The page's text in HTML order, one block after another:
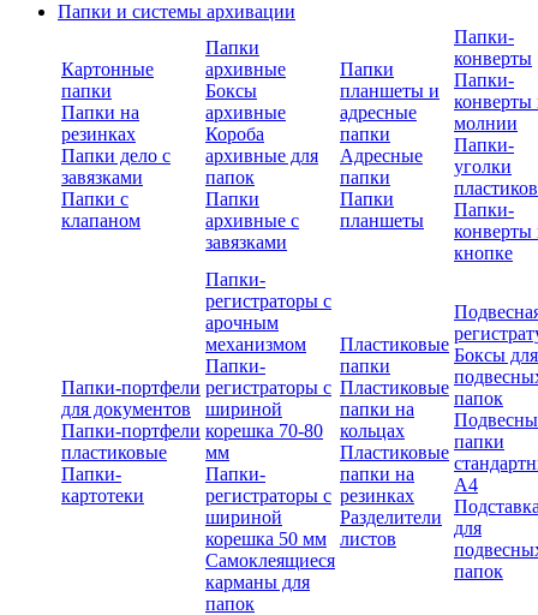
Папки и системы архивации
Картонные
папки
Папки на
резинках
Папки дело с
завязками
Папки с
клапаном
Папки
архивные
Боксы
архивные
Короба
архивные для
папок
Папки
архивные с
завязками
Папки
планшеты и
адресные
папки
Адресные
папки
Папки
планшеты
Папки-
конверты
Папки-
конверты
молнии
Папки-
уголки
Папки-
конверты
кнопке
Папки-портфели
для документов
Папки-портфели
пластиковые
Папки-
картотеки
Папки-
регистраторы с
арочным
механизмом
Папки-
регистраторы с
шириной
корешка 70-80
мм
Папки-
регистраторы с
шириной
корешка 50 мм
Самоклеящиеся
карманы для
папок
Пластиковые
папки
Пластиковые
папки на
кольцах
Пластиковые
папки на
резинках
Разделители
листов
Боксы для
папок
папки
А4
для
папок